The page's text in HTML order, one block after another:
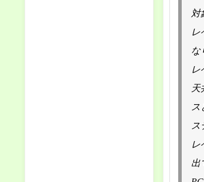
対
レ
な
レ
天
ス
レ
出